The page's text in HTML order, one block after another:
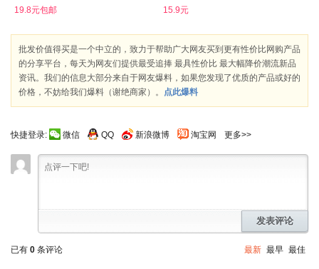
19.8元包邮
15.9元
批发价值得买是一个中立的，致力于帮助广大网友买到更有性价比网购产品
的分享平台，每天为网友们提供最受追捧 最具性价比 最大幅降价潮流新品
资讯。我们的信息大部分来自于网友爆料，如果您发现了优质的产品或好的
价格，不妨给我们爆料（谢绝商家）。
点此爆料
快捷登录: 微信 QQ 新浪微博 淘宝网 更多>>
发表评论
已有 0 条评论 最新 最早 最佳